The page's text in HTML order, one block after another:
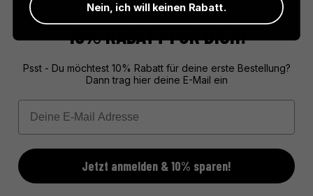
10% RABATT FÜR DICH!
Psst - Du möchtest 10% Rabatt für deine erste Bestellung?
Dann trag hier deine E-Mail ein
Email
Jetzt anmelden & 10% sparen!
Nein, ich will keinen Rabatt.